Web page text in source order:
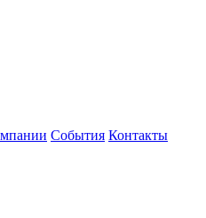
События Контакты